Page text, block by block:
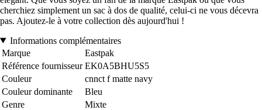
cherchiez simplement un sac à dos de qualité, celui-ci ne vous décevra
pas. Ajoutez-le à votre collection dès aujourd'hui !
Informations complémentaires
Marque
Eastpak
Référence fournisseur EK0A5BHU5S5
Couleur
cnnct f matte navy
Couleur dominante
Bleu
Genre
Mixte